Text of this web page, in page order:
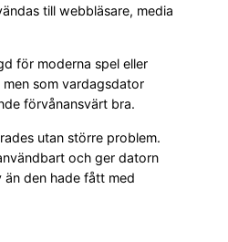
till webbläsare, media
för moderna spel eller
som vardagsdator
förvånansvärt bra.
utan större problem.
och ger datorn
den hade fått med